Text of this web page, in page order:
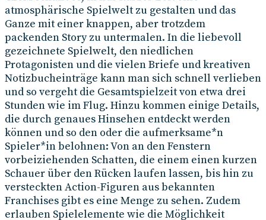
atmosphärische Spielwelt zu gestalten und das
Ganze mit einer knappen, aber trotzdem
packenden Story zu untermalen. In die liebevoll
gezeichnete Spielwelt, den niedlichen
Protagonisten und die vielen Briefe und kreativen
Notizbucheinträge kann man sich schnell verlieben
und so vergeht die Gesamtspielzeit von etwa drei
Stunden wie im Flug. Hinzu kommen einige Details,
die durch genaues Hinsehen entdeckt werden
können und so den oder die aufmerksame*n
Spieler*in belohnen: Von an den Fenstern
vorbeiziehenden Schatten, die einem einen kurzen
Schauer über den Rücken laufen lassen, bis hin zu
versteckten Action-Figuren aus bekannten
Franchises gibt es eine Menge zu sehen. Zudem
erlauben Spielelemente wie die Möglichkeit